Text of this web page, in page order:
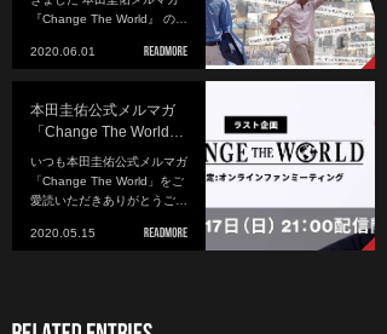
『Change The World』 の…
2020.06.01
本田圭佑公式メルマガ
「Change The World…
いつも本田圭佑公式メルマガ
「Change The World」をご
愛読いただきありがとうご…
2020.05.15